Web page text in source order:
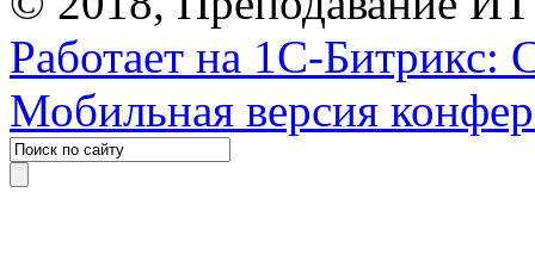
Работает на 1С-Битрикс:
Мобильная версия